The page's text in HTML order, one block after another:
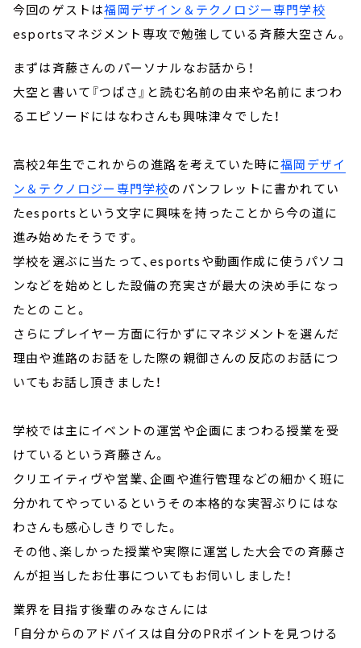
今回のゲストは福岡デザイン＆テクノロジー専門学校
esportsマネジメント専攻で勉強している斉藤大空さん。
まずは斉藤さんのパーソナルなお話から！
大空と書いて『つばさ』と読む名前の由来や名前にまつわ
るエピソードにはなわさんも興味津々でした！
高校2年生でこれからの進路を考えていた時に福岡デザイ
ン＆テクノロジー専門学校のパンフレットに書かれてい
たesportsという文字に興味を持ったことから今の道に
進み始めたそうです。
学校を選ぶに当たって、esportsや動画作成に使うパソコ
ンなどを始めとした設備の充実さが最大の決め手になっ
たとのこと。
さらにプレイヤー方面に行かずにマネジメントを選んだ
理由や進路のお話をした際の親御さんの反応のお話につ
いてもお話し頂きました！
学校では主にイベントの運営や企画にまつわる授業を受
けているという斉藤さん。
クリエイティヴや営業、企画や進行管理などの細かく班に
分かれてやっているというその本格的な実習ぶりにはな
わさんも感心しきりでした。
その他、楽しかった授業や実際に運営した大会での斉藤さ
んが担当したお仕事についてもお伺いしました！
業界を目指す後輩のみなさんには
「自分からのアドバイスは自分のPRポイントを見つける